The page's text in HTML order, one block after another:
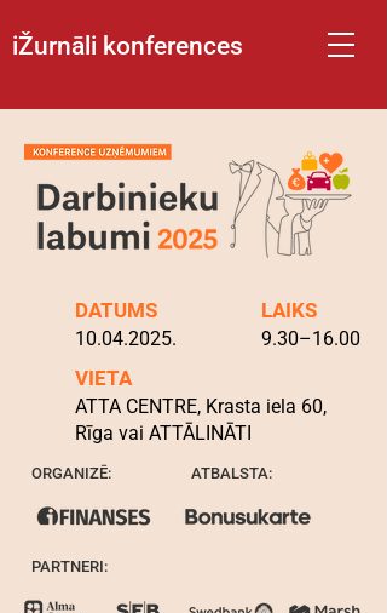
iŽurnāli konferences
DATUMS
10.04.2025.
LAIKS
9.30–16.00
VIETA
ATTA CENTRE, Krasta iela 60,
Rīga vai ATTĀLINĀTI
ORGANIZĒ: ATBALSTA:
PARTNERI: